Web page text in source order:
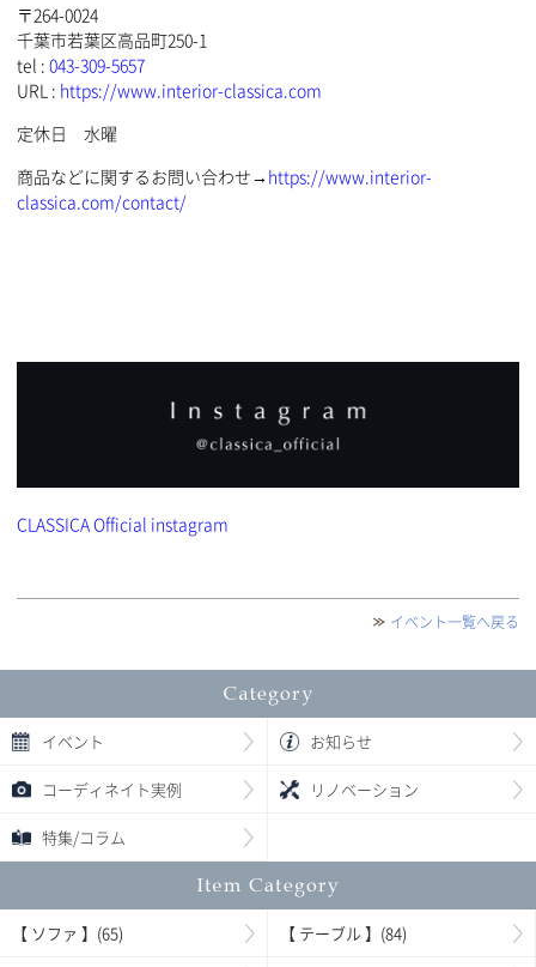
〒264-0024
千葉市若葉区高品町250-1
tel : 043-309-5657
URL : https://www.interior-classica.com
定休日 水曜
商品などに関するお問い合わせ→ https://www.interior-
classica.com/contact/
CLASSICA Official instagram
イベント一覧へ戻る
イベント お知らせ
コーディネイト実例 リノベーション
特集/コラム
【 ソファ 】(65) 【 テーブル 】(84)